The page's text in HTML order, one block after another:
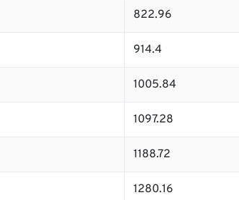
822.96
914.4
1005.84
1097.28
1188.72
1280.16